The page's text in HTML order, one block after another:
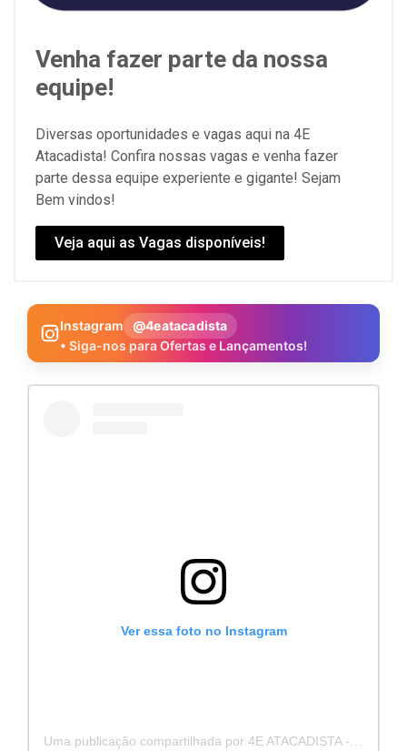
Venha fazer parte da nossa
equipe!
Diversas oportunidades e vagas aqui na 4E
Atacadista! Confira nossas vagas e venha fazer
parte dessa equipe experiente e gigante! Sejam
Bem vindos!
Veja aqui as Vagas disponíveis!
Instagram
@4eatacadista
• Siga-nos para Ofertas e Lançamentos!
Ver essa foto no Instagram